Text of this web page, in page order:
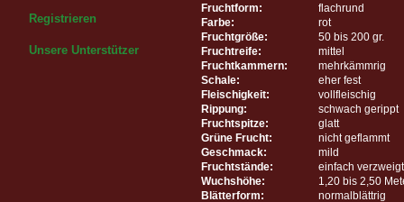
Registrieren
Unsere Unterstützer
Fruchtform:
flachrund
Farbe:
rot
Fruchtgröße:
50 bis 200 gr.
Fruchtreife:
mittel
Fruchtkammern:
mehrkämmrig
Schale:
eher fest
Fleischigkeit:
vollfleischig
Rippung:
schwach gerippt
Fruchtspitze:
glatt
Grüne Frucht:
nicht geflammt
Geschmack:
mild
Fruchtstände:
einfach verzweigt
Wuchshöhe:
1,20 bis 2,50
Blätterform:
normalblättrig